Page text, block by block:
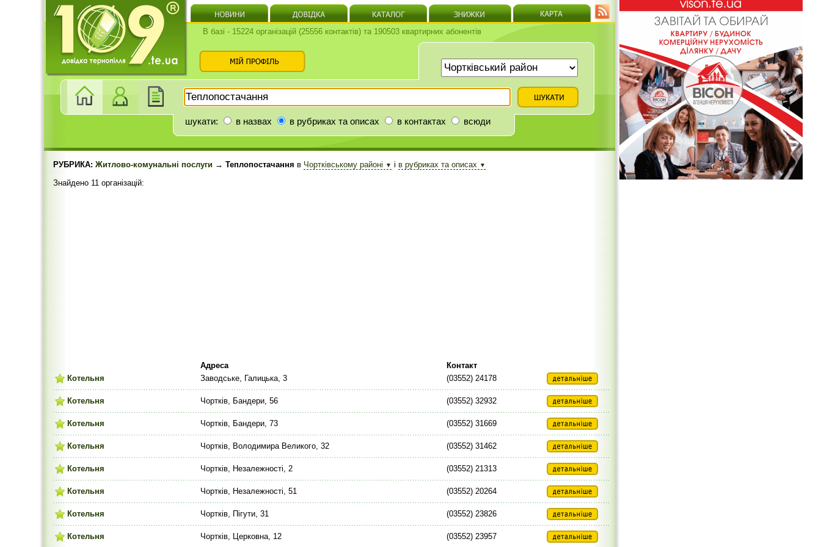
В базі - 15224 організацій (25556 контактів) та 190503 квартирних абонентів
шукати: в назвах в рубриках та описах в контактах всюди
РУБРИКА: Житлово-комунальні послуги → Теплопостачання в Чортківському районі ▼ і в рубриках та описах ▼
Знайдено 11 організацій:
Адреса
Контакт
Котельня
Заводське, Галицька, 3 (03552) 24178
Котельня Чортків, Бандери, 56 (03552) 32932
Котельня Чортків, Бандери, 73 (03552) 31669
Котельня Чортків, Володимира Великого, 32 (03552) 31462
Котельня Чортків, Незалежності, 2 (03552) 21313
Котельня Чортків, Незалежності, 51 (03552) 20264
Котельня Чортків, Пігути, 31 (03552) 23826
Котельня Чортків, Церковна, 12 (03552) 23957